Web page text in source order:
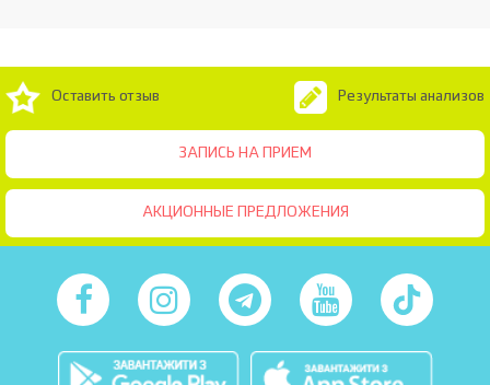
ЗАПИСЬ НА ПРИЕМ
Оставить отзыв Результаты анализов
АКЦИОННЫЕ ПРЕДЛОЖЕНИЯ